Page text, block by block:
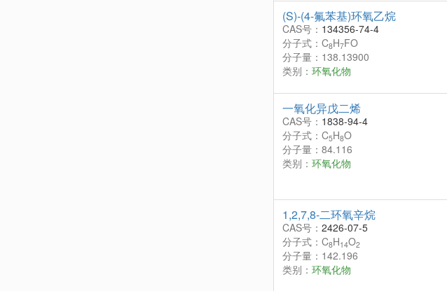
(S)-(4-氟苯基)环氧乙烷
CAS号： 134356-74-4
分子式：C8H7FO
分子量：138.13900
类别： 环氧化物
一氧化异戊二烯
CAS号： 1838-94-4
分子式：C5H8O
分子量：84.116
类别： 环氧化物
1,2,7,8-二环氧辛烷
CAS号： 2426-07-5
分子式：C8H14O2
分子量：142.196
类别： 环氧化物